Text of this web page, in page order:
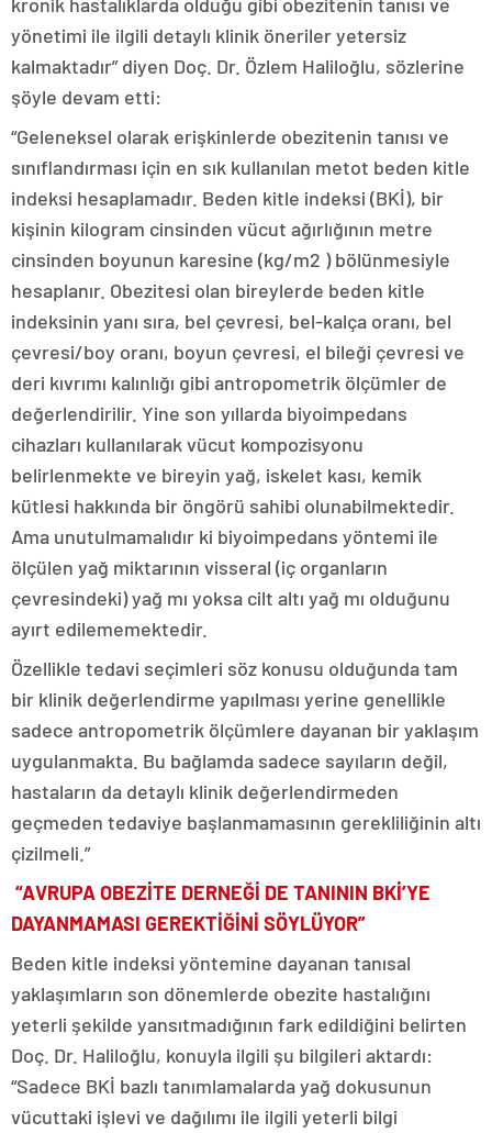
yönetimi ile ilgili detaylı klinik öneriler yetersiz
kalmaktadır” diyen Doç. Dr. Özlem Haliloğlu, sözlerine
şöyle devam etti:
“Geleneksel olarak erişkinlerde obezitenin tanısı ve
sınıflandırması için en sık kullanılan metot beden kitle
indeksi hesaplamadır. Beden kitle indeksi (BKİ), bir
kişinin kilogram cinsinden vücut ağırlığının metre
cinsinden boyunun karesine (kg/m2 ) bölünmesiyle
hesaplanır. Obezitesi olan bireylerde beden kitle
indeksinin yanı sıra, bel çevresi, bel-kalça oranı, bel
çevresi/boy oranı, boyun çevresi, el bileği çevresi ve
deri kıvrımı kalınlığı gibi antropometrik ölçümler de
değerlendirilir. Yine son yıllarda biyoimpedans
cihazları kullanılarak vücut kompozisyonu
belirlenmekte ve bireyin yağ, iskelet kası, kemik
kütlesi hakkında bir öngörü sahibi olunabilmektedir.
Ama unutulmamalıdır ki biyoimpedans yöntemi ile
ölçülen yağ miktarının visseral (iç organların
çevresindeki) yağ mı yoksa cilt altı yağ mı olduğunu
ayırt edilememektedir.
Özellikle tedavi seçimleri söz konusu olduğunda tam
bir klinik değerlendirme yapılması yerine genellikle
sadece antropometrik ölçümlere dayanan bir yaklaşım
uygulanmakta. Bu bağlamda sadece sayıların değil,
hastaların da detaylı klinik değerlendirmeden
geçmeden tedaviye başlanmamasının gerekliliğinin altı
çizilmeli.”
“AVRUPA OBEZİTE DERNEĞİ DE TANININ BKİ’YE
DAYANMAMASI GEREKTİĞİNİ SÖYLÜYOR”
Beden kitle indeksi yöntemine dayanan tanısal
yaklaşımların son dönemlerde obezite hastalığını
yeterli şekilde yansıtmadığının fark edildiğini belirten
Doç. Dr. Haliloğlu, konuyla ilgili şu bilgileri aktardı:
“Sadece BKİ bazlı tanımlamalarda yağ dokusunun
vücuttaki işlevi ve dağılımı ile ilgili yeterli bilgi